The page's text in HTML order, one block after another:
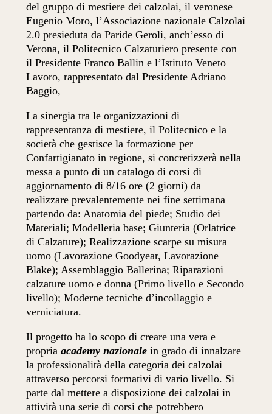
del gruppo di mestiere dei calzolai, il veronese
Eugenio Moro, l’Associazione nazionale Calzolai
2.0 presieduta da Paride Geroli, anch’esso di
Verona, il Politecnico Calzaturiero presente con
il Presidente Franco Ballin e l’Istituto Veneto
Lavoro, rappresentato dal Presidente Adriano
Baggio,
La sinergia tra le organizzazioni di
rappresentanza di mestiere, il Politecnico e la
società che gestisce la formazione per
Confartigianato in regione, si concretizzerà nella
messa a punto di un catalogo di corsi di
aggiornamento di 8/16 ore (2 giorni) da
realizzare prevalentemente nei fine settimana
partendo da: Anatomia del piede; Studio dei
Materiali; Modelleria base; Giunteria (Orlatrice
di Calzature); Realizzazione scarpe su misura
uomo (Lavorazione Goodyear, Lavorazione
Blake); Assemblaggio Ballerina; Riparazioni
calzature uomo e donna (Primo livello e Secondo
livello); Moderne tecniche d’incollaggio e
verniciatura.
Il progetto ha lo scopo di creare una vera e
propriaacademy nazionale in grado di innalzare
la professionalità della categoria dei calzolai
attraverso percorsi formativi di vario livello. Si
parte dal mettere a disposizione dei calzolai in
attività una serie di corsi che potrebbero